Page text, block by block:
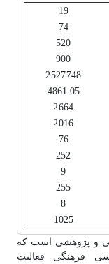
19
74
520
900
2,527,748
4861.05
2,664
2,016
76
252
9
255
8
1025
و پژوهشی است که
فرهنگی فعالیت